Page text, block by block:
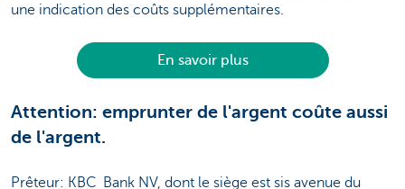
une indication des coûts supplémentaires.
En savoir plus
Attention: emprunter de l'argent coûte aussi
de l'argent.
Prêteur: KBC Bank NV, dont le siège est sis avenue du